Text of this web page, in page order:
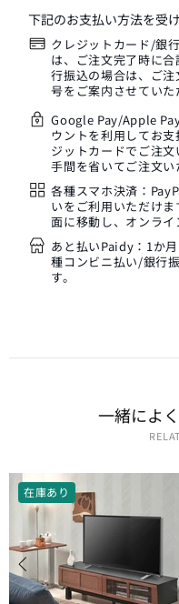
下記のお支払い方法を受
クレジットカード/銀
は、ご注文完了時に
行振込の場合は、ご
号をご案内させていた
Google Pay/Apple
ウントを利用してお
ジットカードでご注
手間を省いてご注文い
各種スマホ決済：
いをご利用いただけ
面に移動し、オンライ
あと払いPaidy：1か
種コンビニ払い/銀行
す。
一緒に​よ
在庫あり